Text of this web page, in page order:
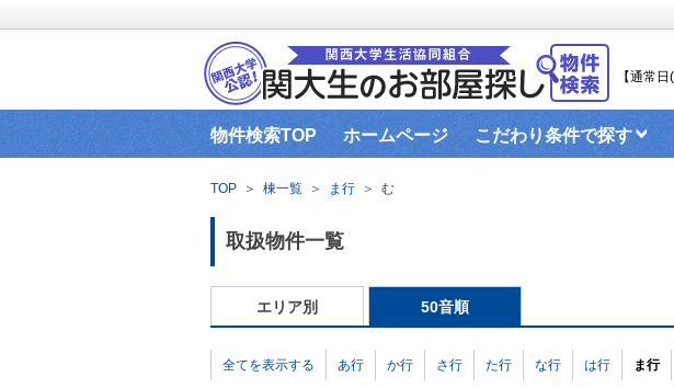
【通常
物件検索TOP ホームページ こだわり条件で探す
関大生協（本部HP）営業時間
お部屋探し窓口までの道順
TOP ＞ 棟一覧 ＞ ま行 ＞ む
取扱物件一覧
エリア別 50音順
全てを表示する あ行 か行 さ行 た行 な行 は行 ま行